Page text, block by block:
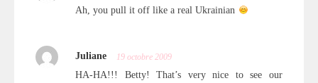
Ah, you pull it off like a real Ukrainian
Juliane 19 octobre 2009
HA-HA!!! Betty! That’s very nice to see our